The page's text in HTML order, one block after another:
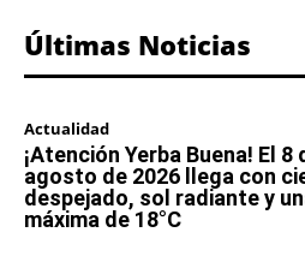
Últimas Noticias
Actualidad
¡Atención Yerba Buena! El 8
agosto de 2026 llega con
despejado, sol radiante y
máxima de 18°C